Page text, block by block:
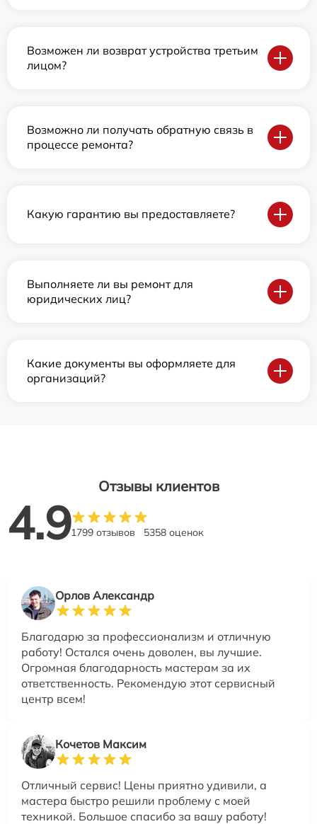
Возможен ли возврат устройства третьим
лицом?
Возможно ли получать обратную связь в
процессе ремонта?
Какую гарантию вы предоставляете?
Выполняете ли вы ремонт для
юридических лиц?
Какие документы вы оформляете для
организаций?
Отзывы клиентов
4.91799 отзывов 5358 оценок
Орлов Александр
Благодарю за профессионализм и отличную
работу! Остался очень доволен, вы лучшие.
Огромная благодарность мастерам за их
ответственность. Рекомендую этот сервисный
центр всем!
Кочетов Максим
Отличный сервис! Цены приятно удивили, а
мастера быстро решили проблему с моей
техникой. Большое спасибо за вашу работу!